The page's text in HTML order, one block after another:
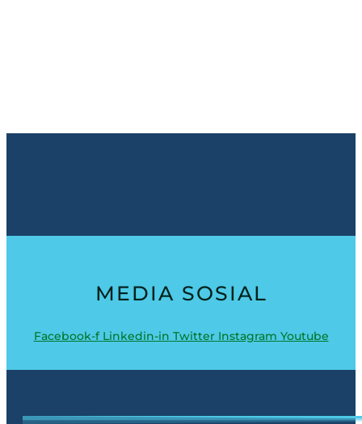
MEDIA SOSIAL
Facebook-f Linkedin-in Twitter Instagram Youtube